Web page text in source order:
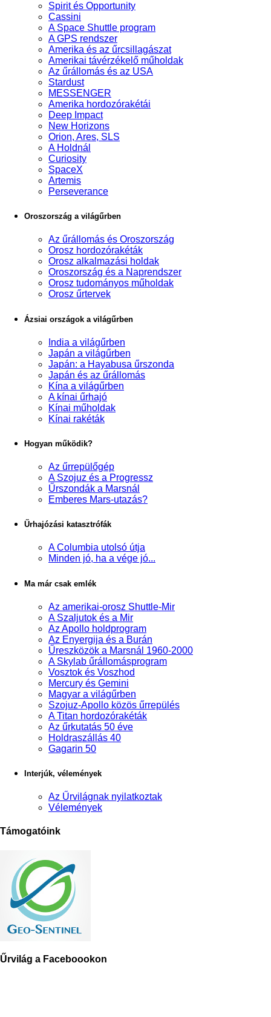
Spirit és Opportunity
Cassini
A Space Shuttle program
A GPS rendszer
Amerika és az űrcsillagászat
Amerikai távérzékelő műholdak
Az űrállomás és az USA
Stardust
MESSENGER
Amerika hordozórakétái
Deep Impact
New Horizons
Orion, Ares, SLS
A Holdnál
Curiosity
SpaceX
Artemis
Perseverance
Oroszország a világűrben
Az űrállomás és Oroszország
Orosz hordozórakéták
Orosz alkalmazási holdak
Oroszország és a Naprendszer
Orosz tudományos műholdak
Orosz űrtervek
Ázsiai országok a világűrben
India a világűrben
Japán a világűrben
Japán: a Hayabusa űrszonda
Japán és az űrállomás
Kína a világűrben
A kínai űrhajó
Kínai műholdak
Kínai rakéták
Hogyan működik?
Az űrrepülőgép
A Szojuz és a Progressz
Űrszondák a Marsnál
Emberes Mars-utazás?
Űrhajózási katasztrófák
A Columbia utolsó útja
Minden jó, ha a vége jó...
Ma már csak emlék
Az amerikai-orosz Shuttle-Mir
A Szaljutok és a Mir
Az Apollo holdprogram
Az Enyergija és a Burán
Űreszközök a Marsnál 1960-2000
A Skylab űrállomásprogram
Vosztok és Voszhod
Mercury és Gemini
Magyar a világűrben
Szojuz-Apollo közös űrrepülés
A Titan hordozórakéták
Az űrkutatás 50 éve
Holdraszállás 40
Gagarin 50
Interjúk, vélemények
Az Űrvilágnak nyilatkoztak
Vélemények
Támogatóink
Űrvilág a Faceboookon